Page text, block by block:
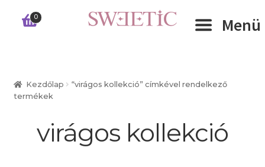
Ugrás
Kilépés
0 Menü
CÉGEKNEK
Kezdőlap
“virágos kollekció” címkével rendelkező
termékek
virágos kollekció